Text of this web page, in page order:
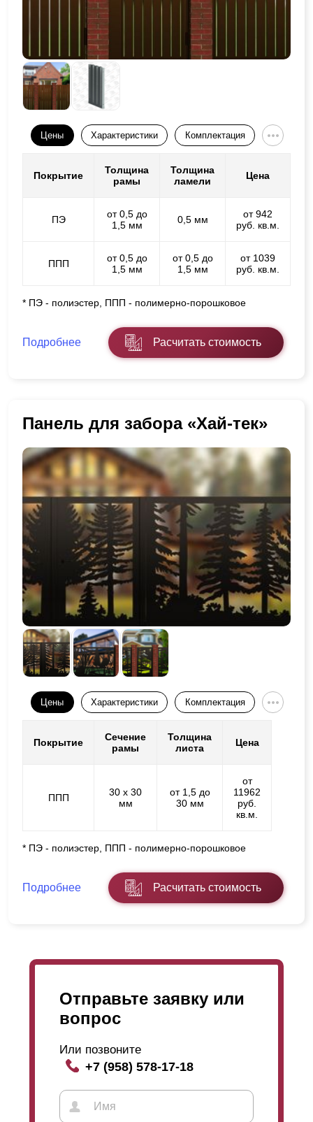
Цены Характеристики Комплектация
Покрытие
Толщина
рамы
Толщина
ламели
Цена
ПЭ
от 0,5 до
1,5 мм
0,5 мм
от 942
руб. кв.м.
ППП
от 0,5 до
1,5 мм
от 0,5 до
1,5 мм
от 1039
руб. кв.м.
* ПЭ - полиэстер, ППП - полимерно-порошковое
Подробнее Расчитать стоимость
Панель для забора «Хай-тек»
Цены Характеристики Комплектация
Покрытие
Сечение
рамы
Толщина
листа
Цена
ППП
30 х 30
мм
от 1,5 до
30 мм
от
11962
руб.
кв.м.
* ПЭ - полиэстер, ППП - полимерно-порошковое
Подробнее Расчитать стоимость
Отправьте заявку или
вопрос
Или позвоните
+7 (958) 578-17-18